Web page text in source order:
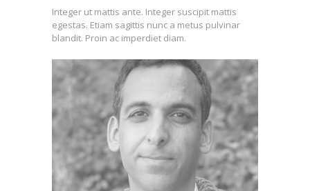
Integer ut mattis ante. Integer suscipit mattis
egestas. Etiam sagittis nunc a metus pulvinar
blandit. Proin ac imperdiet diam.